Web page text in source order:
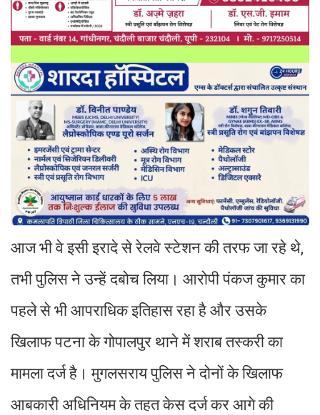
आज भी वे इसी इरादे से रेलवे स्टेशन की तरफ जा रहे थे,
तभी पुलिस ने उन्हें दबोच लिया। आरोपी पंकज कुमार का
पहले से भी आपराधिक इतिहास रहा है और उसके
खिलाफ पटना के गोपालपुर थाने में शराब तस्करी का
मामला दर्ज है। मुगलसराय पुलिस ने दोनों के खिलाफ
आबकारी अधिनियम के तहत केस दर्ज कर आगे की